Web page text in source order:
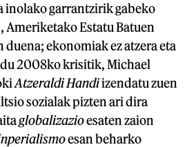
inolako garrantzirik gabeko
Ameriketako Estatu Batuen
ekonomiak ez atzera eta
du 2008ko krisitik, Michael
Atzeraldi Handiizendatu zuen
sozialak pizten ari dira
globalizazioesaten zaion
esan beharko